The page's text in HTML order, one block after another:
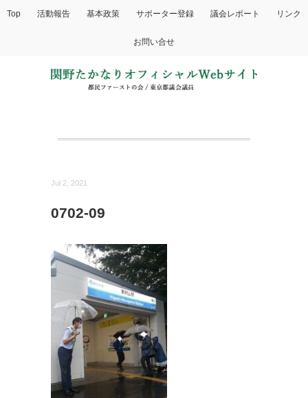
Top 活動報告 基本政策 サポーター登録 議会レポート リンク
お問い合せ
Jul 2, 2021
0702-09